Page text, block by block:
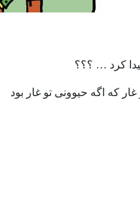
ﮐﺮﺩ … ؟؟؟
ﮐﻪ ﺍﮔﻪ ﺣﯿﻮﻭﻧﯽ ﺗﻮ ﻏﺎﺭ ﺑﻮﺩ